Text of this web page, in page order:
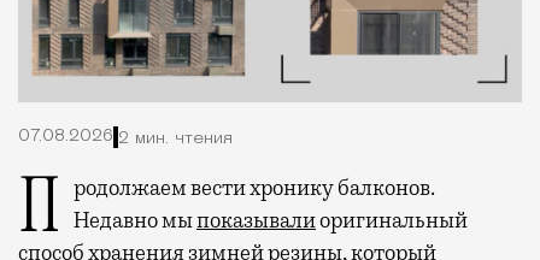
07.08.2026 2 мин. чтения
Продолжаем вести хронику балконов. Недавно мыпоказывалиоригинальный
способ хранения зимней резины, который